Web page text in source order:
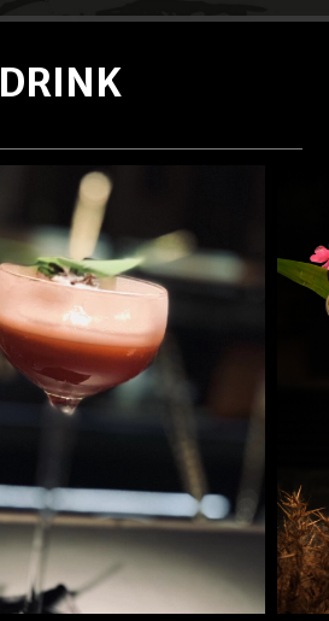
DRINK